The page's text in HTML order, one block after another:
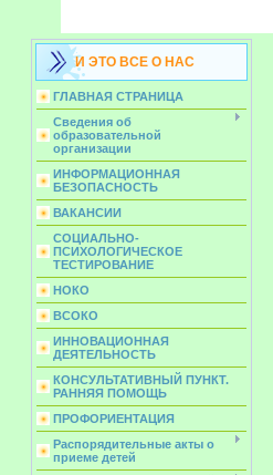
И ЭТО ВСЕ О НАС
ГЛАВНАЯ СТРАНИЦА
Сведения об
образовательной
организации
ИНФОРМАЦИОННАЯ
БЕЗОПАСНОСТЬ
ВАКАНСИИ
СОЦИАЛЬНО-
ПСИХОЛОГИЧЕСКОЕ
ТЕСТИРОВАНИЕ
НОКО
ВСОКО
ИННОВАЦИОННАЯ
ДЕЯТЕЛЬНОСТЬ
КОНСУЛЬТАТИВНЫЙ ПУНКТ.
РАННЯЯ ПОМОЩЬ
ПРОФОРИЕНТАЦИЯ
Распорядительные акты о
приеме детей